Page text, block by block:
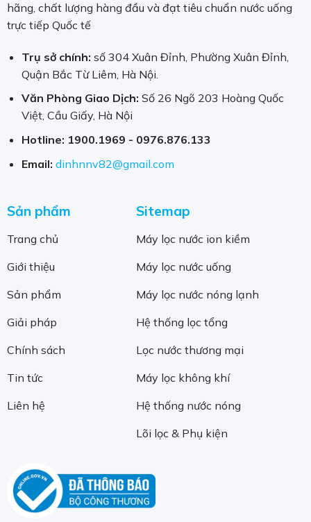
hãng, chất lượng hàng đầu và đạt tiêu chuẩn nước uống
trực tiếp Quốc tế
Trụ sở chính: số 304 Xuân Đỉnh, Phường Xuân Đỉnh,
Quận Bắc Từ Liêm, Hà Nội.
Văn Phòng Giao Dịch: Số 26 Ngõ 203 Hoàng Quốc
Việt, Cầu Giấy, Hà Nội
Hotline: 1900.1969 - 0976.876.133
Email: dinhnnv82@gmail.com
Sản phẩm
Trang chủ
Giới thiệu
Sản phẩm
Giải pháp
Chính sách
Tin tức
Liên hệ
Sitemap
Máy lọc nước ion kiềm
Máy lọc nước uống
Máy lọc nước nóng lạnh
Hệ thống lọc tổng
Lọc nước thương mại
Máy lọc không khí
Hệ thống nước nóng
Lõi lọc & Phụ kiện